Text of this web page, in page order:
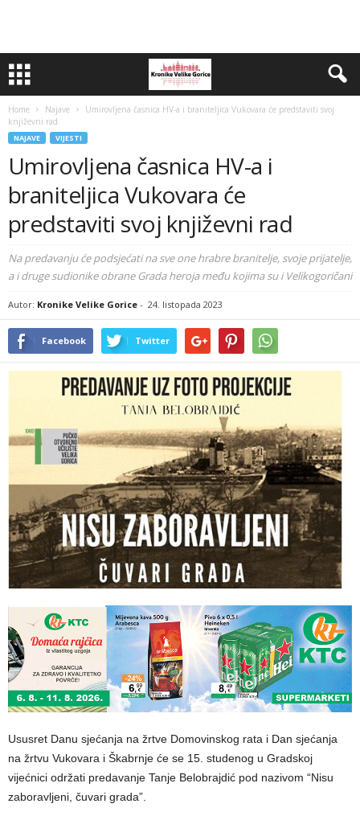
Home Najave
Umirovljena časnica HV-a i braniteljica Vukovara će predstaviti svoj
književni rad
NAJAVE VIJESTI
Umirovljena časnica HV-a i
braniteljica Vukovara će
predstaviti svoj književni rad
Na predavanju će podsjećati na sve one hrabre branitelje, svoje prijatelje,
a i druge sudionike obrane Grada heroja među kojima su i Velikogoričani
Autor: Kronike Velike Gorice - 24. listopada 2023
Facebook Twitter
Ususret Danu sjećanja na žrtve Domovinskog rata i Dan sjećanja
na žrtvu Vukovara i Škabrnje će se 15. studenog u Gradskoj
vijećnici održati predavanje Tanje Belobrajdić pod nazivom “Nisu
zaboravljeni, čuvari grada”.